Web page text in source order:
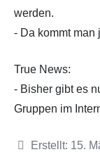
werden.
- Da kommt man
True News:
- Bisher gibt es
Gruppen im
Details
Erstellt: 15.